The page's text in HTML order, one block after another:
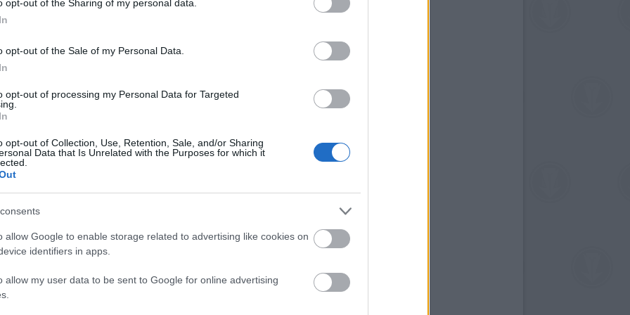
opt-out of the Sharing of my personal data.
opt-out of the Sale of my Personal Data.
opt-out of processing my Personal Data for Targeted
opt-out of Collection, Use, Retention, Sale, and/or Sharing
Data that Is Unrelated with the Purposes for which it
allow Google to enable storage related to advertising like cookies on
identifiers in apps.
allow my user data to be sent to Google for online advertising
Ez azonban éppen nem lényeges
említenünk, hogy a nemes lovag, valahányszor
legnagyobbrészt üres órákból állott),
részlet a regényből.
fordításának és Parti Nagy Lajos átiratának